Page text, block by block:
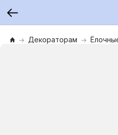
Декораторам